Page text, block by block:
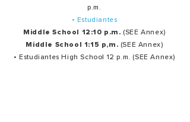
p.m.
• Estudiantes
Middle School 12:10 p.m. (SEE Annex)
Middle School 1:15 p,m. (SEE Annex)
• Estudiantes High School 12 p.m. (SEE Annex)